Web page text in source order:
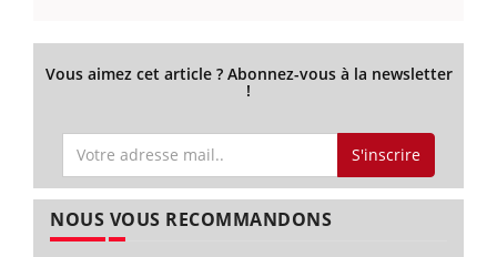
Vous aimez cet article ? Abonnez-vous à la newsletter
!
S'inscrire
NOUS VOUS RECOMMANDONS